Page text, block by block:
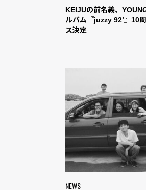
KEIJUの前名義、
ルバム『juzzy 92’』10
ス決定
NEWS